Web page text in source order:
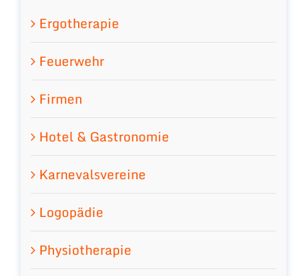
Ergotherapie
Feuerwehr
Firmen
Hotel & Gastronomie
Karnevalsvereine
Logopädie
Physiotherapie